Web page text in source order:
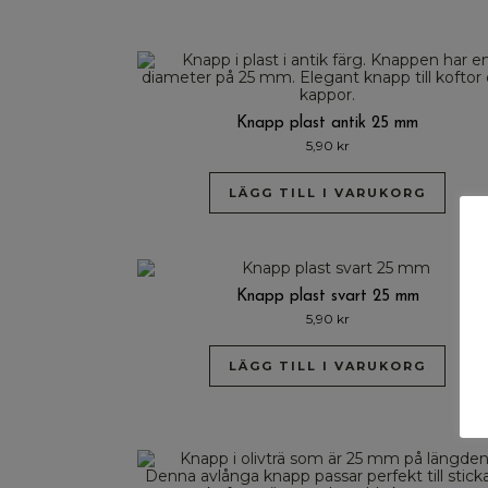
Knapp plast antik 25 mm
5,90 kr
LÄGG TILL I VARUKORG
Knapp plast svart 25 mm
5,90 kr
LÄGG TILL I VARUKORG